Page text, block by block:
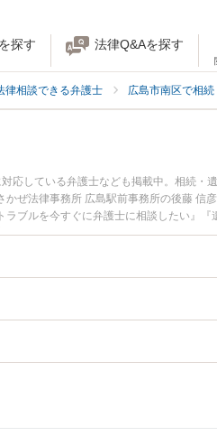
探す 法律Q&Aを探す
律相談できる弁護士 広島市南区で相
応している弁護士なども掲載中。相続・
ぜ法律事務所 広島駅前事務所の後藤 信
ブルを今すぐに弁護士に相談したい』『
区内の弁護士に相談予約したい』などで